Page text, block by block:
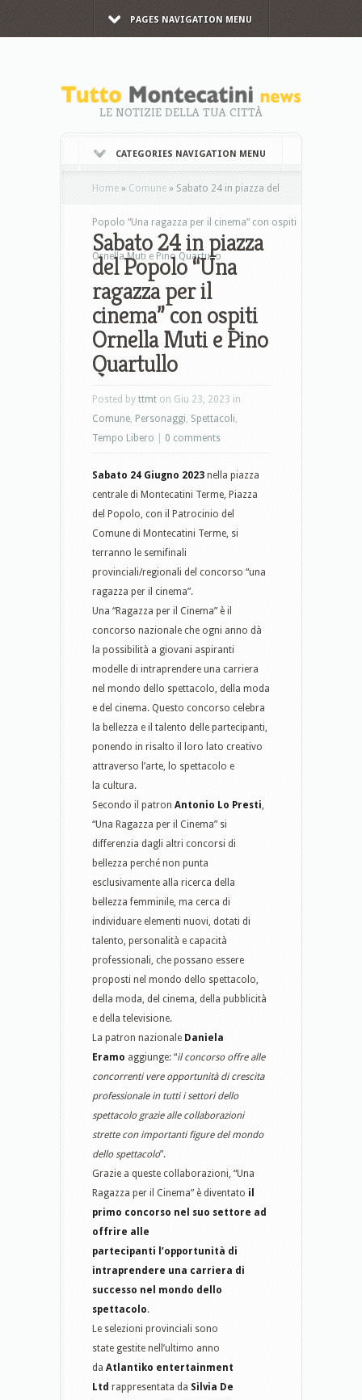
PAGES NAVIGATION MENU
LE NOTIZIE DELLA TUA CITTÀ
CATEGORIES NAVIGATION MENU
Home » Comune » Sabato 24 in piazza del
Popolo “Una ragazza per il cinema” con ospiti
Ornella Muti e Pino Quartullo
Sabato 24 in piazza
del Popolo “Una
ragazza per il
cinema” con ospiti
Ornella Muti e Pino
Quartullo
Posted by ttmt on Giu 23, 2023 in
Comune, Personaggi, Spettacoli,
Tempo Libero
0 comments
Sabato 24 Giugno 2023 nella piazza
centrale di Montecatini Terme, Piazza
del Popolo, con il Patrocinio del
Comune di Montecatini Terme, si
terranno le semifinali
provinciali/regionali del concorso “una
ragazza per il cinema”.
Una “Ragazza per il Cinema” è il
concorso nazionale che ogni anno dà
la possibilità a giovani aspiranti
modelle di intraprendere una carriera
nel mondo dello spettacolo, della moda
e del cinema. Questo concorso celebra
la bellezza e il talento delle partecipanti,
ponendo in risalto il loro lato creativo
attraverso l’arte, lo spettacolo e
la cultura.
Secondo il patron Antonio Lo Presti,
“Una Ragazza per il Cinema” si
differenzia dagli altri concorsi di
bellezza perché non punta
esclusivamente alla ricerca della
bellezza femminile, ma cerca di
individuare elementi nuovi, dotati di
talento, personalità e capacità
professionali, che possano essere
proposti nel mondo dello spettacolo,
della moda, del cinema, della pubblicità
e della televisione.
La patron nazionale Daniela
Eramo aggiunge: “il concorso offre alle
concorrenti vere opportunità di crescita
professionale in tutti i settori dello
spettacolo grazie alle collaborazioni
strette con importanti figure del mondo
dello spettacolo”.
Grazie a queste collaborazioni, “Una
Ragazza per il Cinema” è diventato il
primo concorso nel suo settore ad
offrire alle
partecipanti l’opportunità di
intraprendere una carriera di
successo nel mondo dello
spettacolo.
Le selezioni provinciali sono
state gestite nell’ultimo anno
da Atlantiko entertainment
Ltd rappresentata da Silvia De